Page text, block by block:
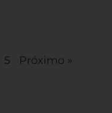
5 Próximo »